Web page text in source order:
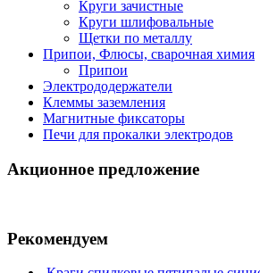
Круги зачистные
Круги шлифовальные
Щетки по металлу
Припои, Флюсы, сварочная химия
Припои
Электрододержатели
Клеммы заземления
Магнитные фиксаторы
Печи для прокалки электродов
Акционное предложение
Рекомендуем